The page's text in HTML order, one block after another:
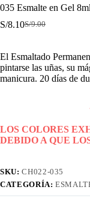
035 Esmalte en Gel 8ml
S/9.00
El
era:
S/9.00.
S/8.10El
es:
S/8.10.
El Esmaltado
pintarse las uñas, su
manicura. 20 días de
LOS COLORES
DEBIDO A QUE
SKU:CH022-035
CATEGORÍA: